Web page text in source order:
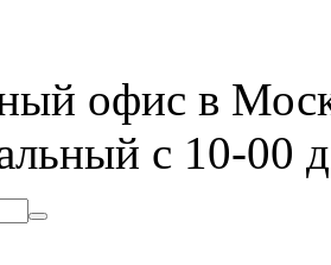
офис в
с 10-00